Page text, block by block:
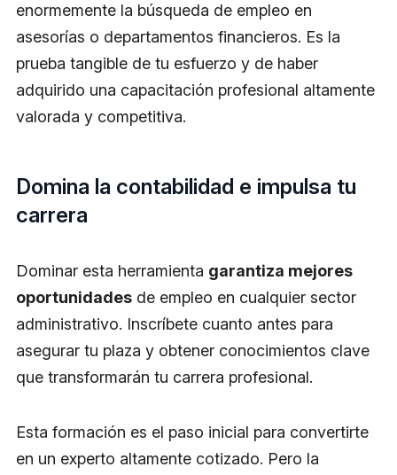
enormemente la búsqueda de empleo en
asesorías o departamentos financieros. Es la
prueba tangible de tu esfuerzo y de haber
adquirido una capacitación profesional altamente
valorada y competitiva.
Domina la contabilidad e impulsa tu
carrera
Dominar esta herramienta garantiza mejores
oportunidades de empleo en cualquier sector
administrativo. Inscríbete cuanto antes para
asegurar tu plaza y obtener conocimientos clave
que transformarán tu carrera profesional.
Esta formación es el paso inicial para convertirte
en un experto altamente cotizado. Pero la